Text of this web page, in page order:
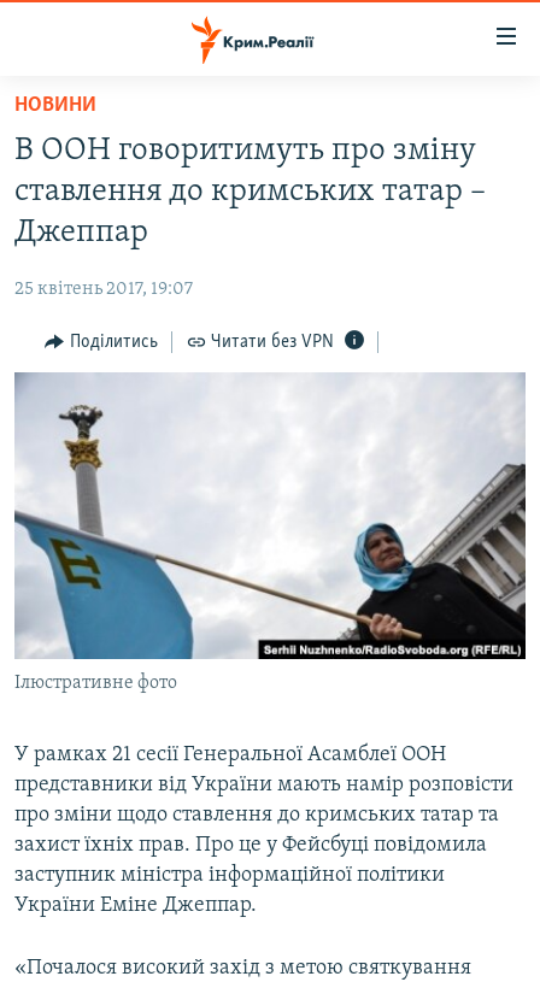
Перейти
основного
матеріалу
Перейти
до
основної
Перейти
до
пошуку
ВІДЕО ТА ФОТО
БЛОГИ
ПОГЛЯД
ВСЕ ЗА ДЕНЬ
СПЕЦПРОЕКТИ
ДЕПОРТАЦІЯ
ВІДЕОУРОКИ «ELIFBE»
СВІДЧЕННЯ ОКУПАЦІЇ
УКРАЇНСЬКА ПРОБЛЕМА КРИМУ
ІНФОГРАФІКА
ЯК ОБІЙТИ БЛОКУВАННЯ
Русский
Qırımtatar
ДОЛУЧАЙСЯ!
Усі сайти RFE/RL
НОВИНИ
В ООН говоритимуть про зміну
ставлення до кримських татар –
Джеппар
25 квітень 2017, 19:07
Поділитись Читати без VPN
Ілюстративне фото
У рамках 21 сесії Генеральної Асамблеї ООН
представники від України мають намір розповісти
про зміни щодо ставлення до кримських татар та
захист їхніх прав. Про це у Фейсбуці повідомила
заступник міністра інформаційної політики
України Еміне Джеппар.
«Почалося високий захід з метою святкування